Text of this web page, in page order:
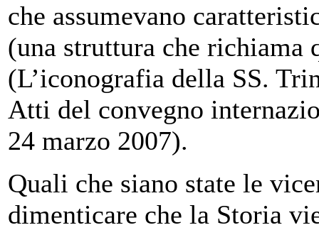
che assumevano
(una struttura che
(L’iconografia della SS.
Atti del convegno
24 marzo 2007).
Quali che siano state le
dimenticare che la Storia